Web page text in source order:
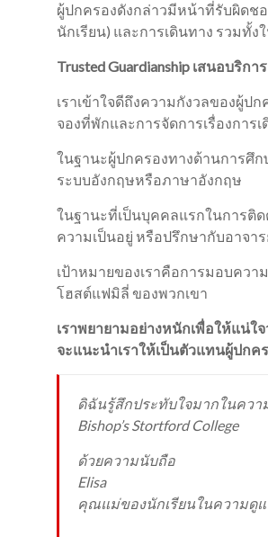
ผู้ปกครองดังกล่าวมีหน้าที่รับผิดช
นักเรียน) และการเดินทาง รวมทั้
Trusted Guardianship เสนอบริ
เราเข้าใจดีถึงความกังวลของผู้ป
จองที่พักและการจัดการเรื่องกา
ในฐานะผู้ปกครองทางด้านการศึ
ระบบอังกฤษหรือภาษาอังกฤษ
ในฐานะที่เป็นบุคคลแรกในการติด
ความเป็นอยู่ หรือปรึกษากับอาจา
เป้าหมายของเราคือการมอบคว
โฮสต์แฟมิลี่ ของพวกเขา
เราพยายามอย่างหนักเพื่อให้แน่
จะแนะนำเราให้เป็นตัวแทนผู้ปกค
ดิฉันรู้สึกประทับใจมากในควา
Bishop’s Stortford College
ด้วยความนับถือ
Elisa
คุณแม่ของนักเรียนในความดู